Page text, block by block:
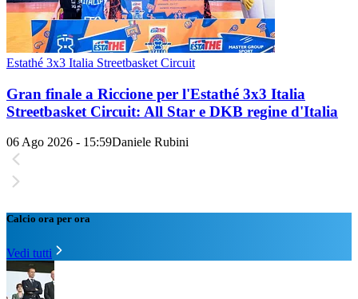
Estathé 3x3 Italia Streetbasket Circuit
Gran finale a Riccione per l'Estathé 3x3 Italia
Streetbasket Circuit: All Star e DKB regine d'Italia
06 Ago 2026 - 15:59Daniele Rubini
Calcio ora per ora
Vedi tutti